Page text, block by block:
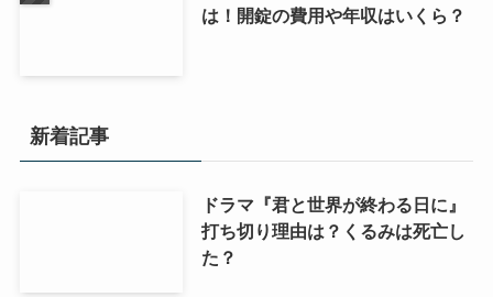
は！開錠の費用や年収はいくら？
新着記事
ドラマ『君と世界が終わる日に』
打ち切り理由は？くるみは死亡し
た？